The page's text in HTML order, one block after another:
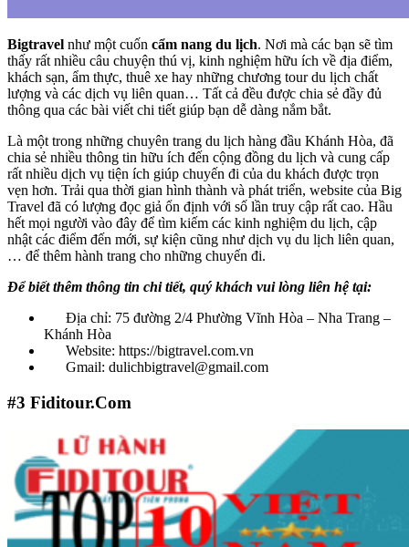
Bigtravel như một cuốn cẩm nang du lịch. Nơi mà các bạn sẽ tìm
thấy rất nhiều câu chuyện thú vị, kinh nghiệm hữu ích về địa điểm,
khách sạn, ẩm thực, thuê xe hay những chương tour du lịch chất
lượng và các dịch vụ liên quan… Tất cả đều được chia sẻ đầy đủ
thông qua các bài viết chi tiết giúp bạn dễ dàng nắm bắt.
Là một trong những chuyên trang du lịch hàng đầu Khánh Hòa, đã
chia sẻ nhiều thông tin hữu ích đến cộng đồng du lịch và cung cấp
rất nhiều dịch vụ tiện ích giúp chuyến đi của du khách được trọn
vẹn hơn. Trải qua thời gian hình thành và phát triển, website của Big
Travel đã có lượng đọc giả ổn định với số lần truy cập rất cao. Hầu
hết mọi người vào đây để tìm kiếm các kinh nghiệm du lịch, cập
nhật các điểm đến mới, sự kiện cũng như dịch vụ du lịch liên quan,
… để thêm hành trang cho những chuyến đi.
Để biết thêm thông tin chi tiết, quý khách vui lòng liên hệ tại:
Địa chỉ: 75 đường 2/4 Phường Vĩnh Hòa – Nha Trang –
Khánh Hòa
Website: https://bigtravel.com.vn
Gmail: dulichbigtravel@gmail.com
#3 Fiditour.Com